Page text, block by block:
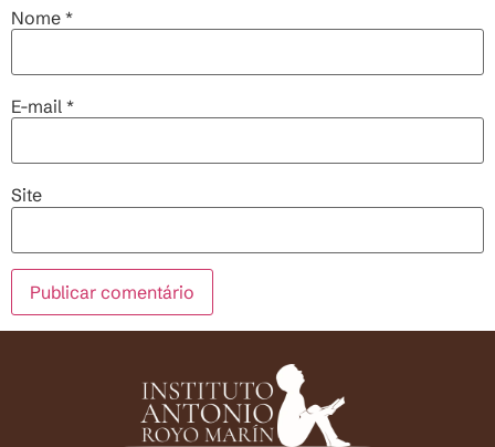
Nome *
E-mail *
Site